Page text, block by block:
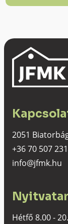
2051
+36 70 507
info@jfmk.hu
Hétfő 8.00 -